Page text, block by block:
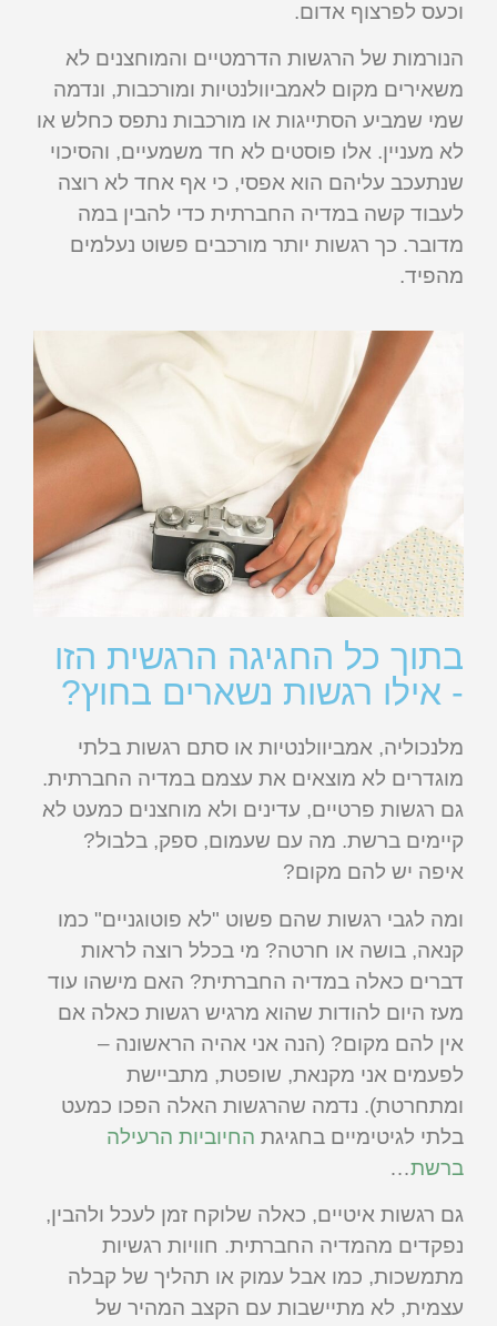
וכעס לפרצוף אדום.
הנורמות של הרגשות הדרמטיים והמוחצנים לא
משאירים מקום לאמביוולנטיות ומורכבות, ונדמה
שמי שמביע הסתייגות או מורכבות נתפס כחלש או
לא מעניין. אלו פוסטים לא חד משמעיים, והסיכוי
שנתעכב עליהם הוא אפסי, כי אף אחד לא רוצה
לעבוד קשה במדיה החברתית כדי להבין במה
מדובר. כך רגשות יותר מורכבים פשוט נעלמים
מהפיד.
בתוך כל החגיגה הרגשית הזו
- אילו רגשות נשארים בחוץ?
מלנכוליה, אמביוולנטיות או סתם רגשות בלתי
מוגדרים לא מוצאים את עצמם במדיה החברתית.
גם רגשות פרטיים, עדינים ולא מוחצנים כמעט לא
קיימים ברשת. מה עם שעמום, ספק, בלבול?
איפה יש להם מקום?
ומה לגבי רגשות שהם פשוט "לא פוטוגניים" כמו
קנאה, בושה או חרטה? מי בכלל רוצה לראות
דברים כאלה במדיה החברתית? האם מישהו עוד
מעז היום להודות שהוא מרגיש רגשות כאלה אם
אין להם מקום? (הנה אני אהיה הראשונה –
לפעמים אני מקנאת, שופטת, מתביישת
ומתחרטת). נדמה שהרגשות האלה הפכו כמעט
בלתי לגיטימיים בחגיגת החיוביות הרעילה
ברשת…
גם רגשות איטיים, כאלה שלוקח זמן לעכל ולהבין,
נפקדים מהמדיה החברתית. חוויות רגשיות
מתמשכות, כמו אבל עמוק או תהליך של קבלה
עצמית, לא מתיישבות עם הקצב המהיר של